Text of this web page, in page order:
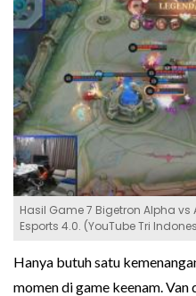
Hasil Game 7 Bigetron Alpha vs
Esports 4.0. (YouTube Tri
Hanya butuh satu
momen di game keenam.